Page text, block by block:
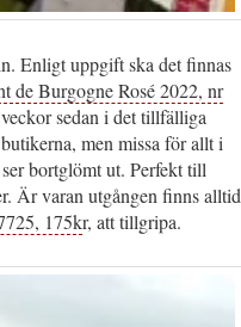
Enligt uppgift ska det finnas
de Burgogne Rosé 2022, nr
sedan i det tillfälliga
men missa för allt i
bortglömt ut. Perfekt till
Är varan utgången finns alltid
175kr, att tillgripa.